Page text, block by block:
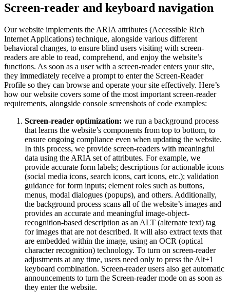
Screen-reader and keyboard navigation
Our website implements the ARIA attributes (Accessible Rich
Internet Applications) technique, alongside various different
behavioral changes, to ensure blind users visiting with screen-
readers are able to read, comprehend, and enjoy the website’s
functions. As soon as a user with a screen-reader enters your site,
they immediately receive a prompt to enter the Screen-Reader
Profile so they can browse and operate your site effectively. Here’s
how our website covers some of the most important screen-reader
requirements, alongside console screenshots of code examples:
Screen-reader optimization: we run a background process
that learns the website’s components from top to bottom, to
ensure ongoing compliance even when updating the website.
In this process, we provide screen-readers with meaningful
data using the ARIA set of attributes. For example, we
provide accurate form labels; descriptions for actionable icons
(social media icons, search icons, cart icons, etc.); validation
guidance for form inputs; element roles such as buttons,
menus, modal dialogues (popups), and others. Additionally,
the background process scans all of the website’s images and
provides an accurate and meaningful image-object-
recognition-based description as an ALT (alternate text) tag
for images that are not described. It will also extract texts that
are embedded within the image, using an OCR (optical
character recognition) technology. To turn on screen-reader
adjustments at any time, users need only to press the Alt+1
keyboard combination. Screen-reader users also get automatic
announcements to turn the Screen-reader mode on as soon as
they enter the website.